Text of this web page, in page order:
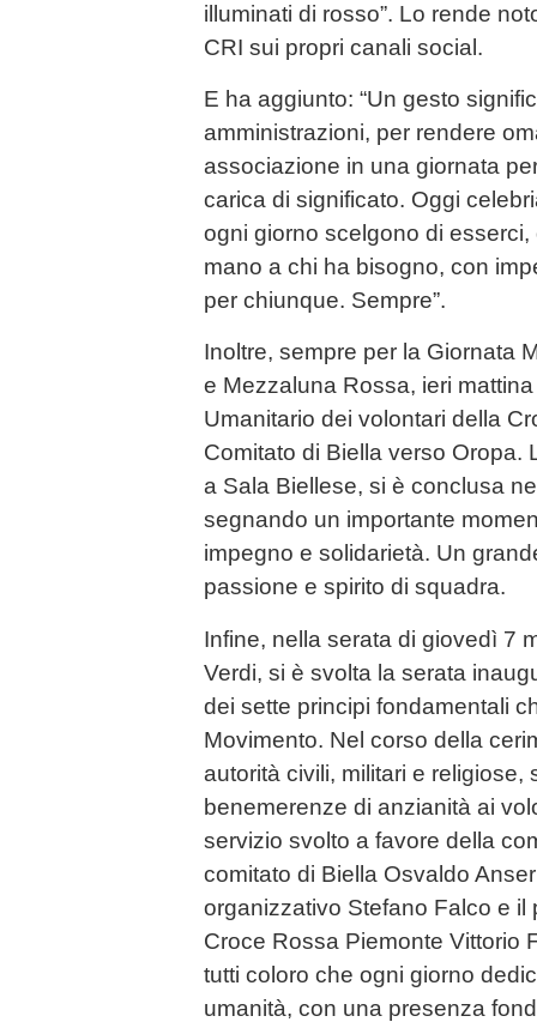
illuminati di rosso”. Lo rende
CRI sui propri canali social.
E ha aggiunto: “Un gesto
amministrazioni, per rendere
associazione in una giornata
carica di significato. Oggi
ogni giorno scelgono di
mano a chi ha bisogno, con
per chiunque. Sempre”.
Inoltre, sempre per la Giornata
e Mezzaluna Rossa, ieri
Umanitario dei volontari della
Comitato di Biella verso Oropa.
a Sala Biellese, si è conclusa
segnando un importante
impegno e solidarietà. Un
passione e spirito di squadra.
Infine, nella serata di giovedì 7
Verdi, si è svolta la serata
dei sette principi fondamentali
Movimento. Nel corso della
autorità civili, militari e
benemerenze di anzianità ai
servizio svolto a favore della
comitato di Biella Osvaldo
organizzativo Stefano Falco e il
Croce Rossa Piemonte Vittorio
tutti coloro che ogni giorno
umanità, con una presenza